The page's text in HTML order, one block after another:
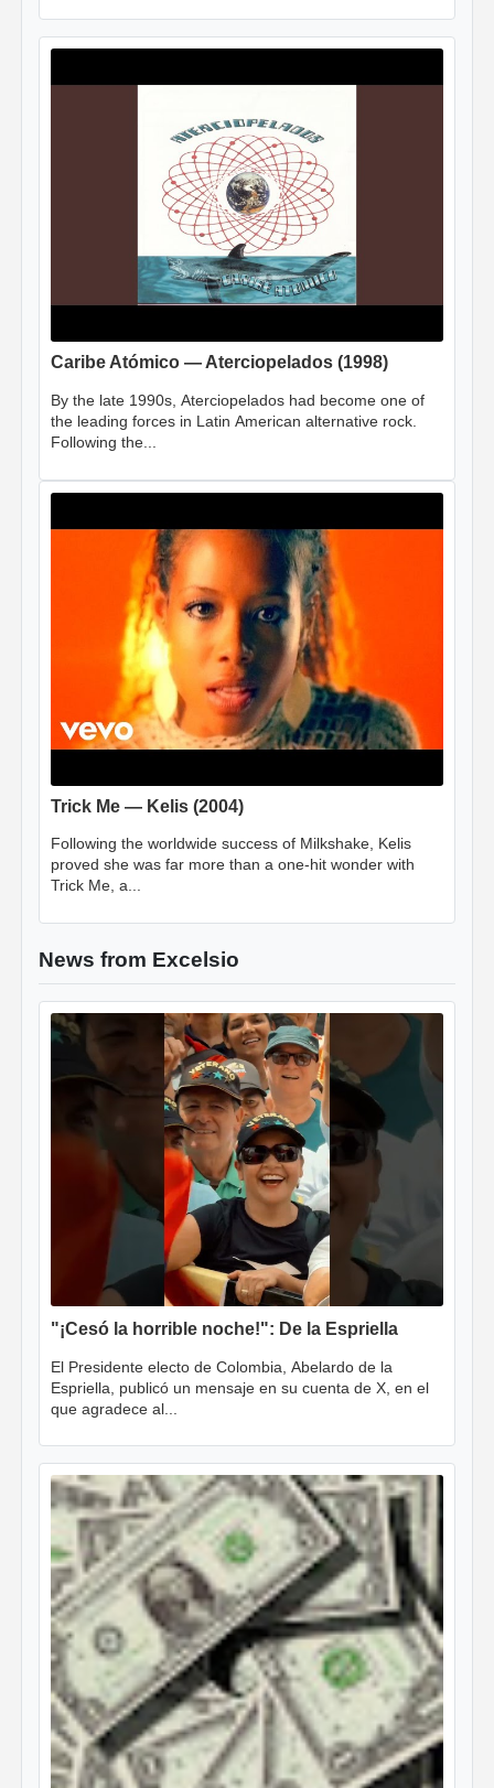
Caribe Atómico — Aterciopelados (1998)
By the late 1990s, Aterciopelados had become one of
the leading forces in Latin American alternative rock.
Following the...
Trick Me — Kelis (2004)
Following the worldwide success of Milkshake, Kelis
proved she was far more than a one-hit wonder with
Trick Me, a...
News from Excelsio
"¡Cesó la horrible noche!": De la Espriella
El Presidente electo de Colombia, Abelardo de la
Espriella, publicó un mensaje en su cuenta de X, en el
que agradece al...